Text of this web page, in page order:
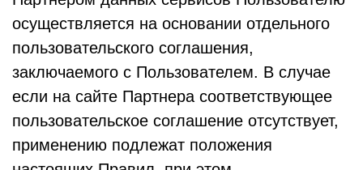
осуществляется на основании отдельного
пользовательского соглашения,
заключаемого с Пользователем. В случае
если на сайте Партнера соответствующее
пользовательское соглашение отсутствует,
применению подлежат положения